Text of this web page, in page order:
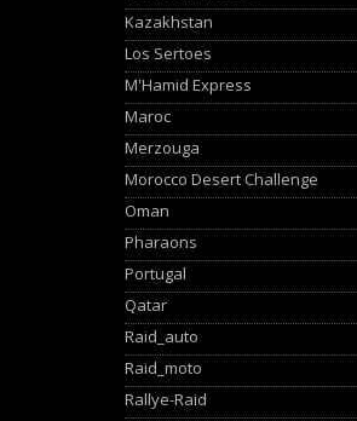
Kazakhstan
Los Sertoes
M'Hamid Express
Maroc
Merzouga
Morocco Desert Challenge
Oman
Pharaons
Portugal
Qatar
Raid_auto
Raid_moto
Rallye-Raid